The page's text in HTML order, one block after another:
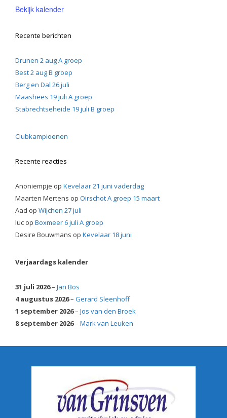
Bekijk kalender
Recente berichten
Drunen 2 aug A groep
Best 2 aug B groep
Berg en Dal 26 juli
Maashees 19 juli A groep
Stabrechtseheide 19 juli B groep
Clubkampioenen
Recente reacties
Anoniempje op Kevelaar 21 juni vaderdag
Maarten Mertens op Oirschot A groep 15 maart
Aad op Wijchen 27 juli
luc op Boxmeer 6 juli A groep
Desire Bouwmans op Kevelaar 18 juni
Verjaardags kalender
31 juli 2026– Jan Bos
4 augustus 2026– Gerard Sleenhoff
1 september 2026– Jos van den Broek
8 september 2026– Mark van Leuken